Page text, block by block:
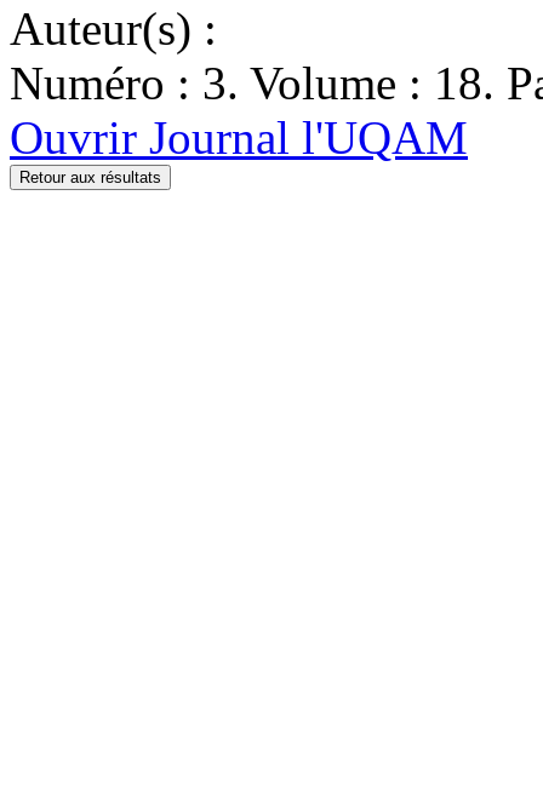
Auteur(s) :
Numéro : 3. Volume : 18.
Ouvrir Journal l'UQAM
Retour aux résultats